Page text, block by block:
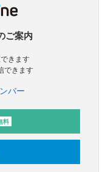
ご案内
きます
できます
バー
料